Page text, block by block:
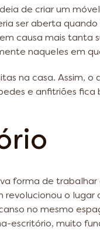
de criar um
ser aberta quando
causa mais tanta
naqueles em
na casa. Assim,
e anfitriões fica
forma de trabalhar
o lugar
no mesmo
escritório, muito